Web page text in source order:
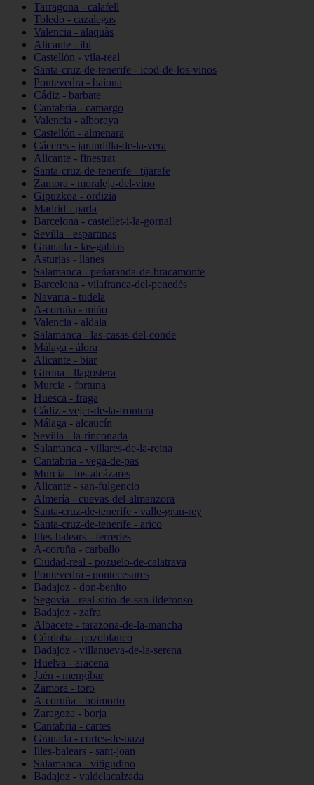
Tarragona - calafell
Toledo - cazalegas
Valencia - alaquàs
Alicante - ibi
Castellón - vila-real
Santa-cruz-de-tenerife - icod-de-los-vinos
Pontevedra - baiona
Cádiz - barbate
Cantabria - camargo
Valencia - alboraya
Castellón - almenara
Cáceres - jarandilla-de-la-vera
Alicante - finestrat
Santa-cruz-de-tenerife - tijarafe
Zamora - moraleja-del-vino
Gipuzkoa - ordizia
Madrid - parla
Barcelona - castellet-i-la-gornal
Sevilla - espartinas
Granada - las-gabias
Asturias - llanes
Salamanca - peñaranda-de-bracamonte
Barcelona - vilafranca-del-penedès
Navarra - tudela
A-coruña - miño
Valencia - aldaia
Salamanca - las-casas-del-conde
Málaga - álora
Alicante - biar
Girona - llagostera
Murcia - fortuna
Huesca - fraga
Cádiz - vejer-de-la-frontera
Málaga - alcaucín
Sevilla - la-rinconada
Salamanca - villares-de-la-reina
Cantabria - vega-de-pas
Murcia - los-alcázares
Alicante - san-fulgencio
Almería - cuevas-del-almanzora
Santa-cruz-de-tenerife - valle-gran-rey
Santa-cruz-de-tenerife - arico
Illes-balears - ferreries
A-coruña - carballo
Ciudad-real - pozuelo-de-calatrava
Pontevedra - pontecesures
Badajoz - don-benito
Segovia - real-sitio-de-san-ildefonso
Badajoz - zafra
Albacete - tarazona-de-la-mancha
Córdoba - pozoblanco
Badajoz - villanueva-de-la-serena
Huelva - aracena
Jaén - mengíbar
Zamora - toro
A-coruña - boimorto
Zaragoza - borja
Cantabria - cartes
Granada - cortes-de-baza
Illes-balears - sant-joan
Salamanca - vitigudino
Badajoz - valdelacalzada